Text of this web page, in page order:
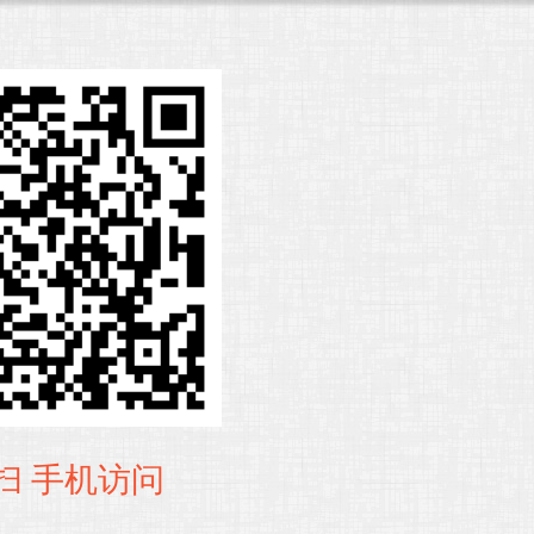
手机访问